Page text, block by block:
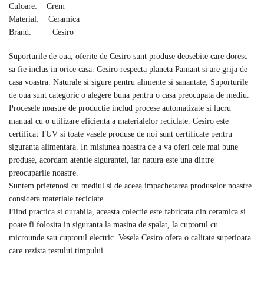
Culoare: Crem
Material: Ceramica
Brand: Cesiro
Suporturile de oua, oferite de Cesiro sunt produse deosebite care doresc
sa fie inclus in orice casa. Cesiro respecta planeta Pamant si are grija de
casa voastra. Naturale si sigure pentru alimente si sanantate, Suporturile
de oua sunt categoric o alegere buna pentru o casa preocupata de mediu.
Procesele noastre de productie includ procese automatizate si lucru
manual cu o utilizare eficienta a materialelor reciclate. Cesiro este
certificat TUV si toate vasele produse de noi sunt certificate pentru
siguranta alimentara. In misiunea noastra de a va oferi cele mai bune
produse, acordam atentie sigurantei, iar natura este una dintre
preocuparile noastre.
Suntem prietenosi cu mediul si de aceea impachetarea produselor noastre
considera materiale reciclate.
Fiind practica si durabila, aceasta colectie este fabricata din ceramica si
poate fi folosita in siguranta la masina de spalat, la cuptorul cu
microunde sau cuptorul electric. Vesela Cesiro ofera o calitate superioara
care rezista testului timpului.